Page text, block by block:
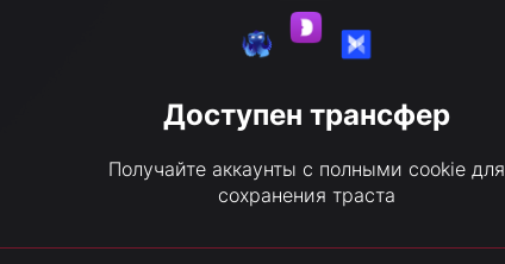
Доступен трансфер
Получайте аккаунты с полными cookie для
сохранения траста